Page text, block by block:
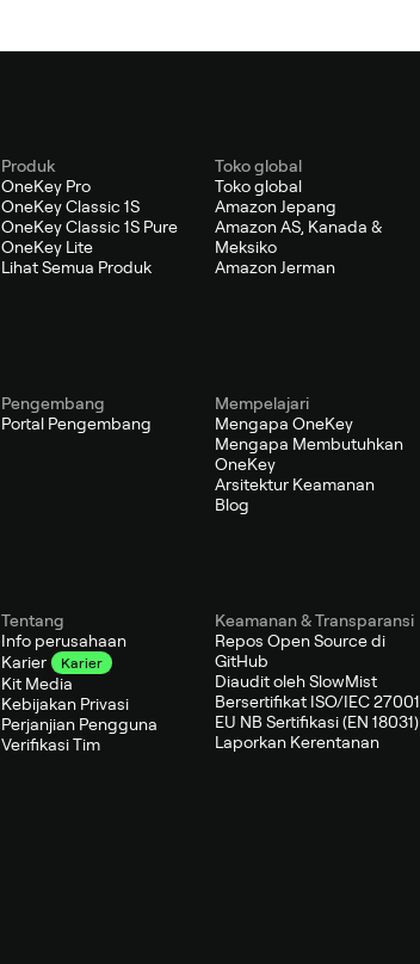
Produk
OneKey Pro
OneKey Classic 1S
OneKey Classic 1S Pure
OneKey Lite
Lihat Semua Produk
Toko global
Toko global
Amazon Jepang
Amazon AS, Kanada &
Meksiko
Amazon Jerman
Pengembang
Portal Pengembang
Mempelajari
Mengapa OneKey
Mengapa Membutuhkan
OneKey
Arsitektur Keamanan
Blog
Tentang
Info perusahaan
Karier
Karier
Kit Media
Kebijakan Privasi
Perjanjian Pengguna
Verifikasi Tim
Keamanan & Transparansi
Repos Open Source di
GitHub
Diaudit oleh SlowMist
Bersertifikat ISO/IEC 27001
EU NB Sertifikasi (EN 18031)
Laporkan Kerentanan